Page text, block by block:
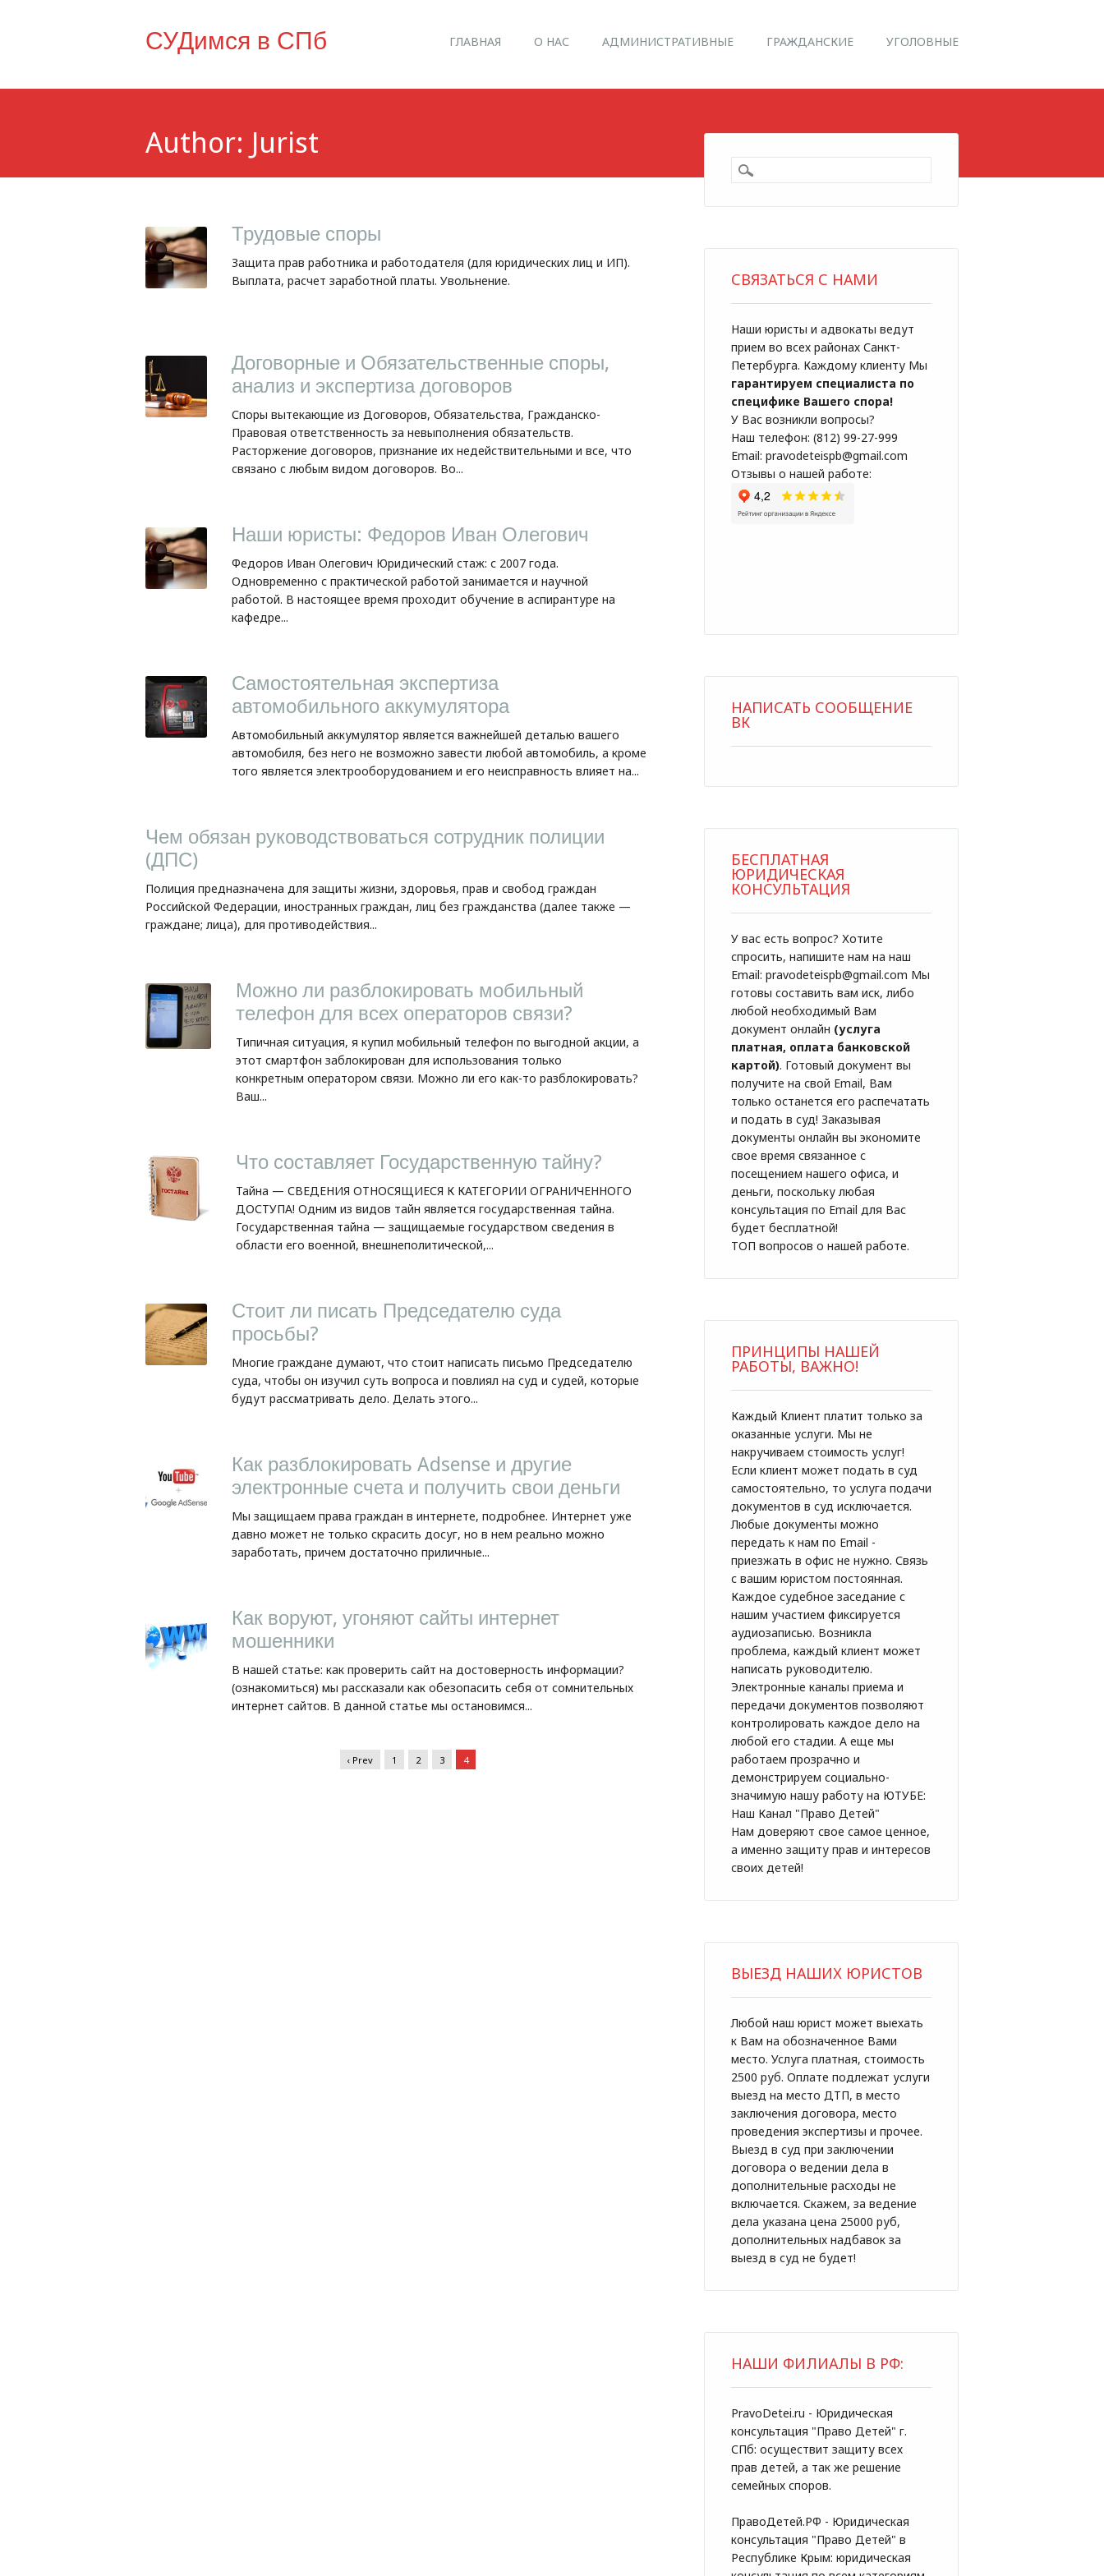
СУДимся в СПб Main menu
SkipГЛАВНАЯ О НАС АДМИНИСТРАТИВНЫЕ ГРАЖДАНСКИЕ УГОЛОВНЫЕ
Author: Jurist
Трудовые споры
Защита прав работника и работодателя (для юридических лиц и ИП).
Выплата, расчет заработной платы. Увольнение.
Договорные и Обязательственные споры,
анализ и экспертиза договоров
Споры вытекающие из Договоров, Обязательства, Гражданско-
Правовая ответственность за невыполнения обязательств.
Расторжение договоров, признание их недействительными и все, что
связано с любым видом договоров. Во...
Наши юристы: Федоров Иван Олегович
Федоров Иван Олегович Юридический стаж: с 2007 года.
Одновременно с практической работой занимается и научной
работой. В настоящее время проходит обучение в аспирантуре на
кафедре...
Самостоятельная экспертиза
автомобильного аккумулятора
Автомобильный аккумулятор является важнейшей деталью вашего
автомобиля, без него не возможно завести любой автомобиль, а кроме
того является электрооборудованием и его неисправность влияет на...
Чем обязан руководствоваться сотрудник полиции
(ДПС)
Полиция предназначена для защиты жизни, здоровья, прав и свобод граждан
Российской Федерации, иностранных граждан, лиц без гражданства (далее также —
граждане; лица), для противодействия...
Можно ли разблокировать мобильный
телефон для всех операторов связи?
Типичная ситуация, я купил мобильный телефон по выгодной акции, а
этот смартфон заблокирован для использования только
конкретным оператором связи. Можно ли его как-то разблокировать?
Ваш...
Что составляет Государственную тайну?
Тайна — СВЕДЕНИЯ ОТНОСЯЩИЕСЯ К КАТЕГОРИИ ОГРАНИЧЕННОГО
ДОСТУПА! Одним из видов тайн является государственная тайна.
Государственная тайна — защищаемые государством сведения в
области его военной, внешнеполитической,...
Стоит ли писать Председателю суда
просьбы?
Многие граждане думают, что стоит написать письмо Председателю
суда, чтобы он изучил суть вопроса и повлиял на суд и судей, которые
будут рассматривать дело. Делать этого...
Как разблокировать Adsense и другие
электронные счета и получить свои деньги
Мы защищаем права граждан в интернете, подробнее. Интернет уже
давно может не только скрасить досуг, но в нем реально можно
заработать, причем достаточно приличные...
Как воруют, угоняют сайты интернет
мошенники
В нашей статье: как проверить сайт на достоверность информации?
(ознакомиться) мы рассказали как обезопасить себя от сомнительных
интернет сайтов. В данной статье мы остановимся...
‹ Prev 1 2 3 4
СВЯЗАТЬСЯ С НАМИ
Наши юристы и адвокаты ведут
прием во всех районах Санкт-
Петербурга. Каждому клиенту Мы
гарантируем специалиста по
специфике Вашего спора!
У Вас возникли вопросы?
Наш телефон: (812) 99-27-999
Email: pravodeteispb@gmail.com
Отзывы о нашей работе:
НАПИСАТЬ СООБЩЕНИЕ
ВК
БЕСПЛАТНАЯ
ЮРИДИЧЕСКАЯ
КОНСУЛЬТАЦИЯ
У вас есть вопрос? Хотите
спросить, напишите нам на наш
Email: pravodeteispb@gmail.com Мы
готовы составить вам иск, либо
любой необходимый Вам
документ онлайн (услуга
платная, оплата банковской
картой). Готовый документ вы
получите на свой Email, Вам
только останется его распечатать
и подать в суд! Заказывая
документы онлайн вы экономите
свое время связанное с
посещением нашего офиса, и
деньги, поскольку любая
консультация по Email для Вас
будет бесплатной!
ТОП вопросов о нашей работе.
ПРИНЦИПЫ НАШЕЙ
РАБОТЫ, ВАЖНО!
Каждый Клиент платит только за
оказанные услуги. Мы не
накручиваем стоимость услуг!
Если клиент может подать в суд
самостоятельно, то услуга подачи
документов в суд исключается.
Любые документы можно
передать к нам по Email -
приезжать в офис не нужно. Связь
с вашим юристом постоянная.
Каждое судебное заседание с
нашим участием фиксируется
аудиозаписью. Возникла
проблема, каждый клиент может
написать руководителю.
Электронные каналы приема и
передачи документов позволяют
контролировать каждое дело на
любой его стадии. А еще мы
работаем прозрачно и
демонстрируем социально-
значимую нашу работу на ЮТУБЕ:
Наш Канал "Право Детей"
Нам доверяют свое самое ценное,
а именно защиту прав и интересов
своих детей!
ВЫЕЗД НАШИХ ЮРИСТОВ
Любой наш юрист может выехать
к Вам на обозначенное Вами
место. Услуга платная, стоимость
2500 руб. Оплате подлежат услуги
выезд на место ДТП, в место
заключения договора, место
проведения экспертизы и прочее.
Выезд в суд при заключении
договора о ведении дела в
дополнительные расходы не
включается. Скажем, за ведение
дела указана цена 25000 руб,
дополнительных надбавок за
выезд в суд не будет!
НАШИ ФИЛИАЛЫ В РФ:
PravoDetei.ru - Юридическая
консультация "Право Детей" г.
СПб: осуществит защиту всех
прав детей, а так же решение
семейных споров.
ПравоДетей.РФ - Юридическая
консультация "Право Детей" в
Республике Крым: юридическая